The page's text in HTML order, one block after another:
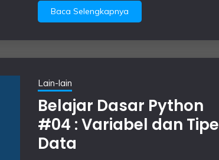
Baca Selengkapnya
Lain-lain
Belajar Dasar Python
#04 : Variabel dan Tipe
Data